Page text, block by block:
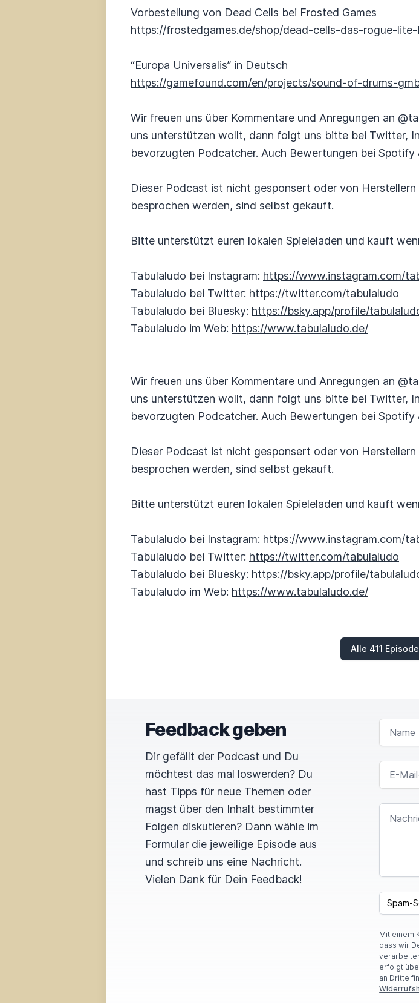
Vorbestellung von Dead Cells bei Frosted Games
https://frostedgames.de/shop/dead-cells-das-rogue-
“Europa Universalis” in Deutsch
https://gamefound.com/en/projects/sound-of-drums-
Wir freuen uns über Kommentare und Anregungen an
uns unterstützen wollt, dann folgt uns bitte bei Twitter,
bevorzugten Podcatcher. Auch Bewertungen bei Spotify
Dieser Podcast ist nicht gesponsert oder von
besprochen werden, sind selbst gekauft.
Bitte unterstützt euren lokalen Spieleladen und kauft
Tabulaludo bei Instagram: https://www.instagram.com/
Tabulaludo bei Twitter: https://twitter.com/tabulaludo
Tabulaludo bei Bluesky: https://bsky.app/profile/
Tabulaludo im Web: https://www.tabulaludo.de/
Wir freuen uns über Kommentare und Anregungen an
uns unterstützen wollt, dann folgt uns bitte bei Twitter,
bevorzugten Podcatcher. Auch Bewertungen bei Spotify
Dieser Podcast ist nicht gesponsert oder von
besprochen werden, sind selbst gekauft.
Bitte unterstützt euren lokalen Spieleladen und kauft
Tabulaludo bei Instagram: https://www.instagram.com/
Tabulaludo bei Twitter: https://twitter.com/tabulaludo
Tabulaludo bei Bluesky: https://bsky.app/profile/
Tabulaludo im Web: https://www.tabulaludo.de/
Alle 411
Feedback geben
Dir gefällt der Podcast und Du
möchtest das mal loswerden? Du
hast Tipps für neue Themen oder
magst über den Inhalt bestimmter
Folgen diskutieren? Dann wähle im
Formular die jeweilige Episode aus
und schreib uns eine Nachricht.
Vielen Dank für Dein Feedback!
NAME
E-MAIL-
F
O
A
R
E
A
H
U
SPAM
Mit einem
dass wir
erfolgt
an Dritte